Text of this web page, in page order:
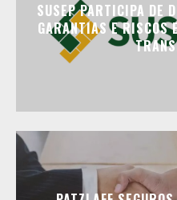
SUSEP PARTICIPA DE
GARANTIAS E RISCOS